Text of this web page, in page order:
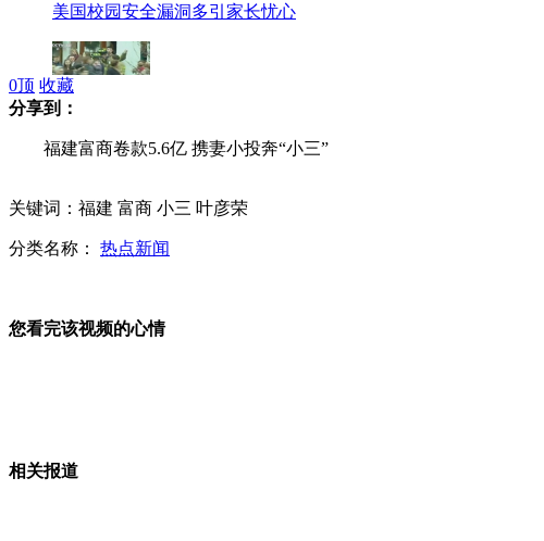
美国校园安全漏洞多引家长忧心
美康州又现可疑"枪手"紧急关闭学校
美批评以色列扩建犹太人定居点行为
0顶 收藏
分享到：
福建富商卷款5.6亿 携妻小投奔“小三”
关键词：福建 富商 小三 叶彦荣
分类名称： 热点新闻
您看完该视频的心情
相关报道